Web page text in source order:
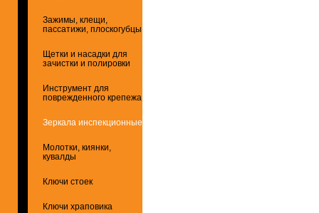
Зажимы, клещи,
пассатижи, плоскогубцы
Щетки и насадки для
зачистки и полировки
Инструмент для
поврежденного крепежа
Зеркала инспекционные
Молотки, киянки,
кувалды
Ключи стоек
Ключи храповика